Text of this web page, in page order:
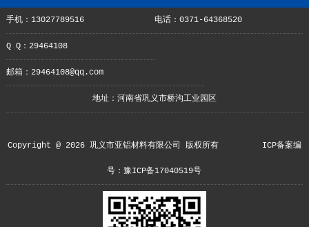
手机：13027789516 电话：0371-64368520
Q Q：29464108
邮箱：29464108@qq.com
地址：河南省巩义市桥沟工业园区
Copyright @ 2026 巩义市亚铝材料有限公司 版权所有 ICP备案编
号：豫ICP备17040519号